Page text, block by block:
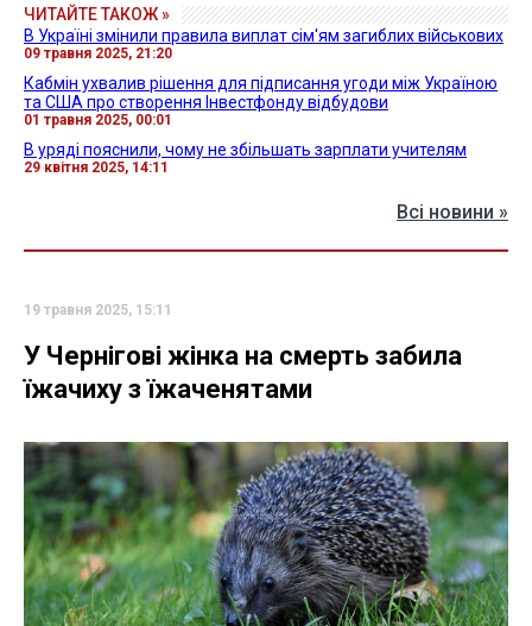
ЧИТАЙТЕ ТАКОЖ »
В Україні змінили правила виплат сім'ям загиблих військових
09 травня 2025, 21:20
Кабмін ухвалив рішення для підписання угоди між Україною
та США про створення Інвестфонду відбудови
01 травня 2025, 00:01
В уряді пояснили, чому не збільшать зарплати учителям
29 квітня 2025, 14:11
Всі новини »
19 травня 2025, 15:11
У Чернігові жінка на смерть забила
їжачиху з їжаченятами